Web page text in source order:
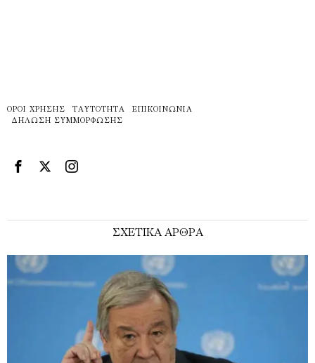
ΌΡΟΙ ΧΡΉΣΗΣ ΤΑΥΤΌΤΗΤΑ
ΕΠΙΚΟΙΝΩΝΊΑ
ΔΉΛΩΣΗ ΣΥΜΜΌΡΦΩΣΗΣ
ΣΧΕΤΙΚΑ ΑΡΘΡΑ